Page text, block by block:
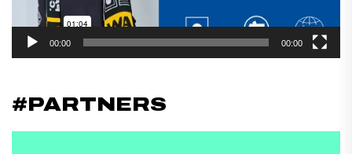
00:00 00:00
#PARTNERS